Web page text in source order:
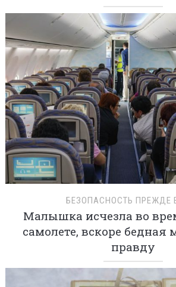
БЕЗОПАСНОСТЬ ПРЕЖДЕ
Малышка исчезла во
самолете, вскоре бедная
правду